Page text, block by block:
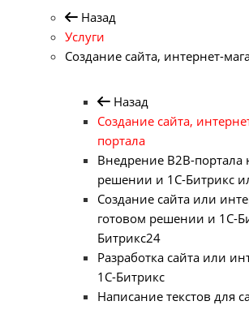
Назад
Услуги
Создание сайта, интернет-
Назад
Создание сайта,
портала
Внедрение B2B-портала
решении и 1С-Битрикс
Создание сайта или
готовом решении и 1С-
Битрикс24
Разработка сайта или
1С-Битрикс
Написание текстов для